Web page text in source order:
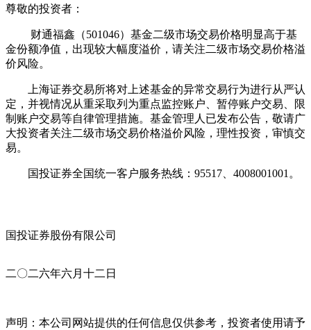
尊敬的投资者：
财通福鑫（501046）基金二级市场交易价格明显高于基
金份额净值，出现较大幅度溢价，请关注二级市场交易价格溢
价风险。
上海证券交易所将对上述基金的异常交易行为进行从严认
定，并视情况从重采取列为重点监控账户、暂停账户交易、限
制账户交易等自律管理措施。基金管理人已发布公告，敬请广
大投资者关注二级市场交易价格溢价风险，理性投资，审慎交
易。
国投证券全国统一客户服务热线：95517、4008001001。
国投证券股份有限公司
二〇二六年六月十二日
声明：本公司网站提供的任何信息仅供参考，投资者使用请予